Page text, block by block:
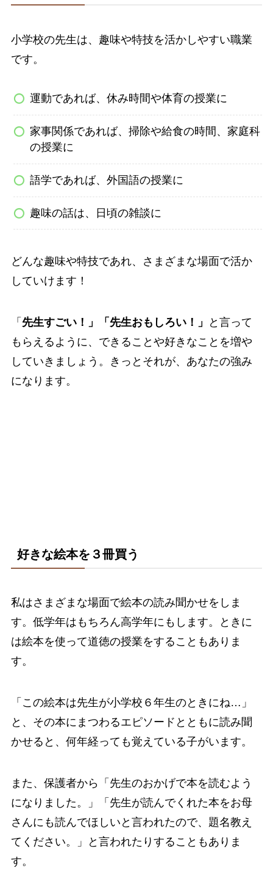
小学校の先生は、趣味や特技を活かしやすい職業
です。
運動であれば、休み時間や体育の授業に
家事関係であれば、掃除や給食の時間、家庭科
の授業に
語学であれば、外国語の授業に
趣味の話は、日頃の雑談に
どんな趣味や特技であれ、さまざまな場面で活か
していけます！
「 先生すごい！」「先生おもしろい！」
と言って
もらえるように、できることや好きなことを増や
していきましょう。きっとそれが、あなたの強み
になります。
好きな絵本を３冊買う
私はさまざまな場面で絵本の読み聞かせをしま
す。低学年はもちろん高学年にもします。ときに
は絵本を使って道徳の授業をすることもありま
す。
「この絵本は先生が小学校６年生のときにね…」
と、その本にまつわるエピソードとともに読み聞
かせると、何年経っても覚えている子がいます。
また、保護者から「先生のおかげで本を読むよう
になりました。」「先生が読んでくれた本をお母
さんにも読んでほしいと言われたので、題名教え
てください。」と言われたりすることもありま
す。